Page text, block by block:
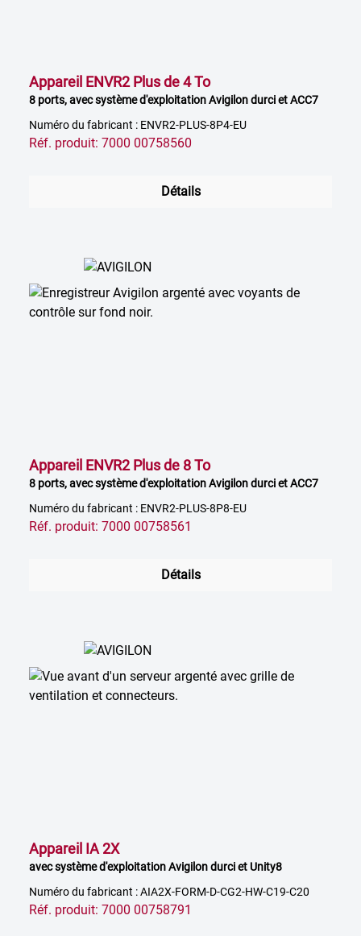
Appareil ENVR2 Plus de 4 To
8 ports, avec système d'exploitation Avigilon durci et ACC7
Numéro du fabricant : ENVR2-PLUS-8P4-EU
Réf. produit: 7000 00758560
Détails
Appareil ENVR2 Plus de 8 To
8 ports, avec système d'exploitation Avigilon durci et ACC7
Numéro du fabricant : ENVR2-PLUS-8P8-EU
Réf. produit: 7000 00758561
Détails
Appareil IA 2X
avec système d'exploitation Avigilon durci et Unity8
Numéro du fabricant : AIA2X-FORM-D-CG2-HW-C19-C20
Réf. produit: 7000 00758791